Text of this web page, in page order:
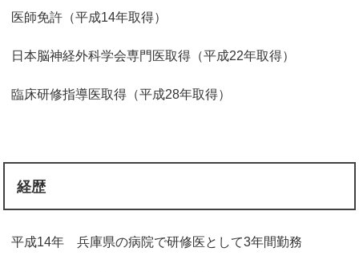
医師免許（平成14年取得）
日本脳神経外科学会専門医取得（平成22年取得）
臨床研修指導医取得（平成28年取得）
経歴
平成14年 兵庫県の病院で研修医として3年間勤務